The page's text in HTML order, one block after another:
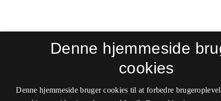
Denne hjemmeside
cookies
Denne hjemmeside bruger cookies til at forbedre